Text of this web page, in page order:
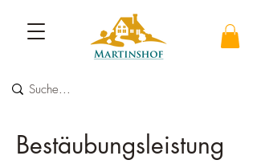
Bestäubungsleistung